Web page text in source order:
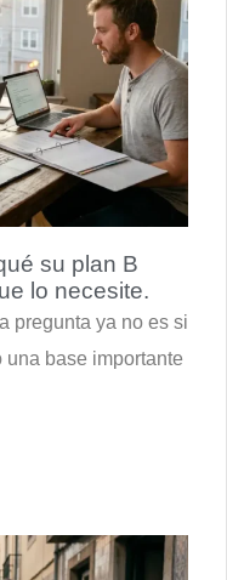
su plan B
lo necesite.
pregunta ya no es si
base importante